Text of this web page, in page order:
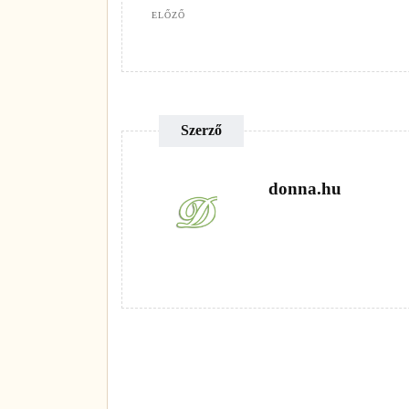
ELŐZŐ
Szerző
donna.hu